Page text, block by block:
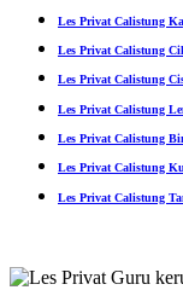
Les Privat Calistung
Les Privat Calistung
Les Privat Calistung
Les Privat Calistung
Les Privat Calistung
Les Privat Calistung
Les Privat Calistung